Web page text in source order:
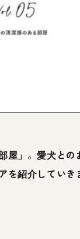
屋」。愛犬との
を紹介していき